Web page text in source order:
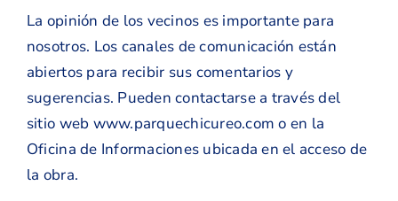
La opinión de los vecinos es importante para
nosotros. Los canales de comunicación están
abiertos para recibir sus comentarios y
sugerencias. Pueden contactarse a través del
sitio web www.parquechicureo.com o en la
Oficina de Informaciones ubicada en el acceso de
la obra.